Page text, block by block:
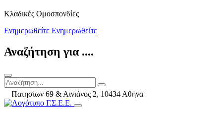
Kλαδικές Ομοσπονδίες
Ενημερωθείτε Ενημερωθείτε
Αναζήτηση για ....
Πατησίων 69 & Αινιάνος 2, 10434 Αθήνα